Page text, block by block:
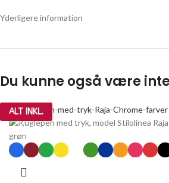
Yderligere information
Du kunne også være
ALT INKL.